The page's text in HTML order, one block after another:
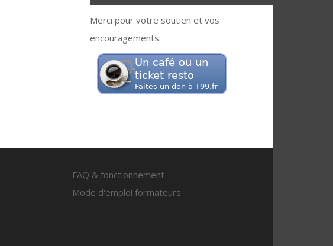
Merci pour votre soutien et vos
encouragements.
FAQ & fonctionnement
Mode d'emploi formateurs